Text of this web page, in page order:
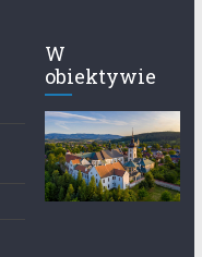
W
obiektywie